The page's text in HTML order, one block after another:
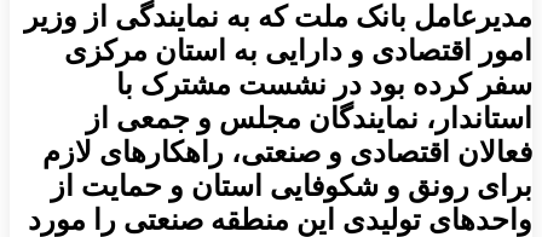
مدیرعامل بانک ملت که به نمایندگی از وزیر
امور اقتصادی و دارایی به استان مرکزی
سفر کرده بود در نشست مشترک با
استاندار، نمایندگان مجلس و جمعی از
فعالان اقتصادی و صنعتی، راهکارهای لازم
برای رونق و شکوفایی استان و حمایت از
واحدهای تولیدی این منطقه صنعتی را مورد